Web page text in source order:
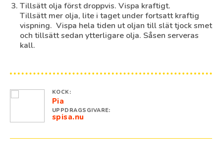
Tillsätt olja först droppvis. Vispa kraftigt.
Tillsätt mer olja, lite i taget under fortsatt kraftig
vispning. Vispa hela tiden ut oljan till slät tjock smet
och tillsätt sedan ytterligare olja. Såsen serveras
kall.
KOCK:
Pia
UPPDRAGSGIVARE:
spisa.nu